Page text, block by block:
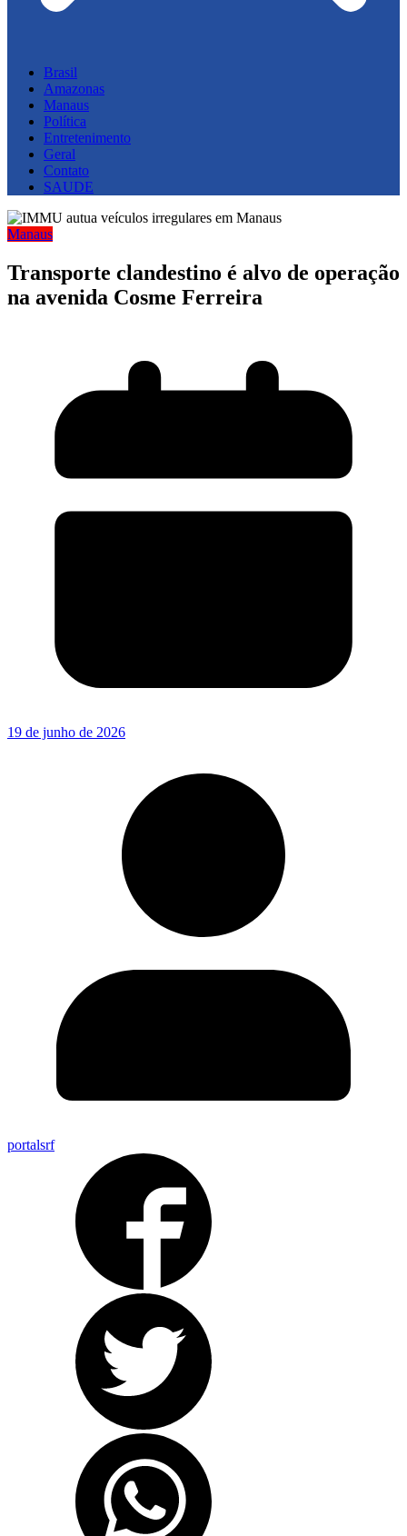
Brasil
Amazonas
Manaus
Política
Entretenimento
Geral
Contato
SAUDE
Manaus
Transporte clandestino é alvo de operação
na avenida Cosme Ferreira
19 de junho de 2026
portalsrf